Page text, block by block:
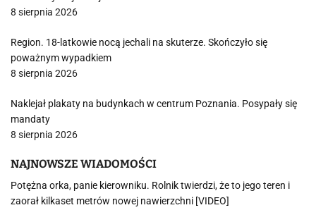
8 sierpnia 2026
Region. 18-latkowie nocą jechali na skuterze. Skończyło się
poważnym wypadkiem
8 sierpnia 2026
Naklejał plakaty na budynkach w centrum Poznania. Posypały się
mandaty
8 sierpnia 2026
NAJNOWSZE WIADOMOŚCI
Potężna orka, panie kierowniku. Rolnik twierdzi, że to jego teren i
zaorał kilkaset metrów nowej nawierzchni [VIDEO]